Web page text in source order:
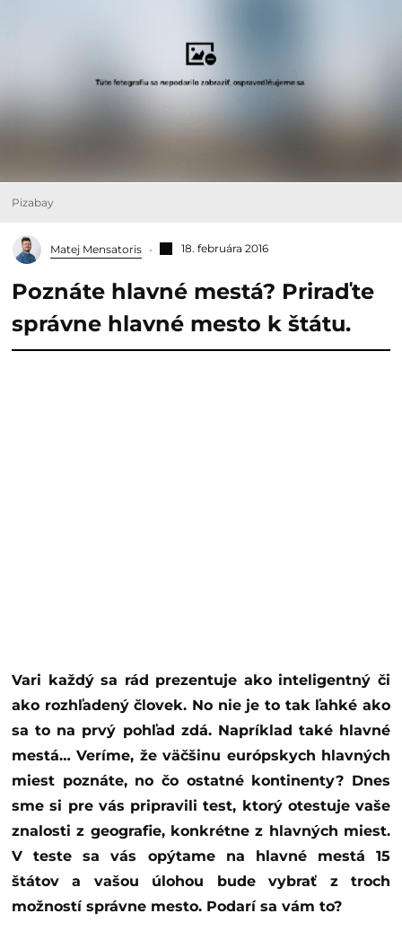
Pizabay
Matej Mensatoris 18. februára 2016
Poznáte hlavné mestá? Priraďte
správne hlavné mesto k štátu.
Vari každý sa rád prezentuje ako inteligentný či
ako rozhľadený človek. No nie je to tak ľahké ako
sa to na prvý pohľad zdá. Napríklad také hlavné
mestá… Veríme, že väčšinu európskych hlavných
miest poznáte, no čo ostatné kontinenty? Dnes
sme si pre vás pripravili test, ktorý otestuje vaše
znalosti z geografie, konkrétne z hlavných miest.
V teste sa vás opýtame na hlavné mestá 15
štátov a vašou úlohou bude vybrať z troch
možností správne mesto. Podarí sa vám to?